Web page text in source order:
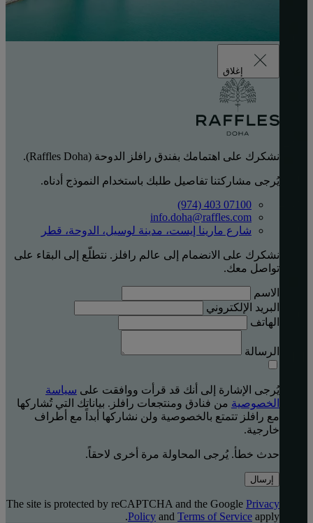
إغلاق
نشكرك على اهتمامك بفندق رافلز الدوحة (Raffles Doha).
يُرجى مشاركتنا تفاصيل طلبك باستخدام النموذج أدناه.
‎(974) 403 07100‏
info.doha@raffles.com
شارع مارينا إيست، مدينة لوسيل، الدوحة، قطر
نشكرك على الانضمام إلى عالم رافلز. نتطلّع إلى البقاء على
تواصل معك.
الاسم
البريد الإلكتروني
الهاتف
الرسالة
يُرجى الإشارة إلى أنك قد قرأت ووافقت على سياسة
الخصوصية من فنادق ومنتجعات رافلز. بياناتك التي تُشاركها
مع رافلز تتمتع بالخصوصية ولن نشاركها أبداً مع أطراف
خارجية.
حدث خطأ. يُرجى المحاولة مرة أخرى لاحقاً.
إرسال
The site is protected by reCAPTCHA and the Google Privacy
Policy and Terms of Service apply.